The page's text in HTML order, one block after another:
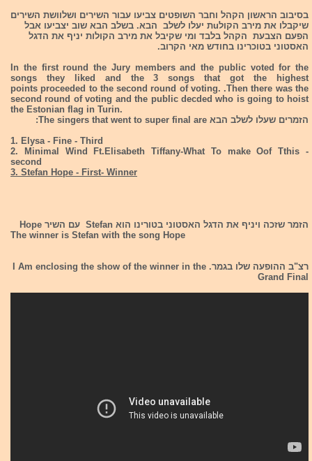
בסיבוב הראשון הקהל וחבר השופטים צביעו עבור השירים ושלוושת השירים
שיקבלו את מירב הקולuת יעלו לשלב הבא. בשלב הבא שוב יצביעו אבל
הפעם הצבעת הקהל בלבד ומי שקיבל את מירב הקולות יניף את הדגל
האסטוני בטוכרינו בחודש מאי הקרוב.
In the first round the Jury members and the public voted for the
songs they liked and the 3 songs that got the highest
points proceeded to the second round of voting. .Then there was the
second round of voting and the public decded who is going to hoist
the Estonian flag in Turin.
הזמרים שעלו לשלב הבא The singers that went to super final are:
1. Elysa - Fine - Third
2. Minimal Wind Ft.Elisabeth Tiffany-What To make Oof Tthis -
second
3. Stefan Hope - First- Winner
הזמר שזכה ויניף את הדגל האסטוני בטורינו הוא Stefan עם השיר Hope
The winner is Stefan with the song Hope
רצ"ב ההופעה שלו בגמר. I Am enclosing the show of the winner in the
Grand Final